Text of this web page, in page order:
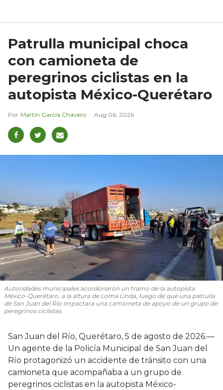
Patrulla municipal choca
con camioneta de
peregrinos ciclistas en la
autopista México-Querétaro
Martín García Chavero Aug 06, 2026
Autoridades municipales acordonaron un tramo de la autopista
México-Querétaro, a la altura de Loma Linda, luego de que una patrulla
de San Juan del Río impactara una camioneta de apoyo de un grupo de
peregrinos ciclistas.
San Juan del Río, Querétaro, 5 de agosto de 2026.—
Un agente de la Policía Municipal de San Juan del
Río protagonizó un accidente de tránsito con una
camioneta que acompañaba a un grupo de
peregrinos ciclistas en la autopista México-